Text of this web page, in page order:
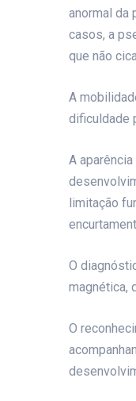
anormal da
casos, a
que não
A
dificuldade
A
limitação
O
magnética,
O